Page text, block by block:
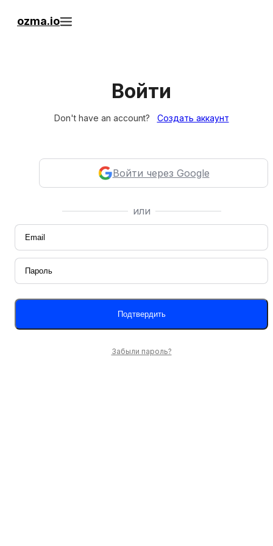
ozma.io
Войти
Don't have an account? Создать аккаунт
Войти через Google
или
Забыли пароль?